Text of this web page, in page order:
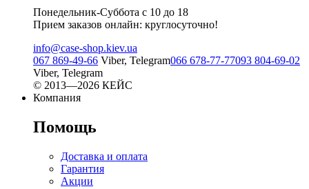
Понедельник-Суббота с 10 до 18
Прием заказов онлайн: круглосуточно!
info@case-shop.kiev.ua
067 869-49-66 Viber, Telegram066 678-77-77093 804-69-02
Viber, Telegram
© 2013—2026 КЕЙС
Компания
Помощь
Доставка и оплата
Гарантия
Акции